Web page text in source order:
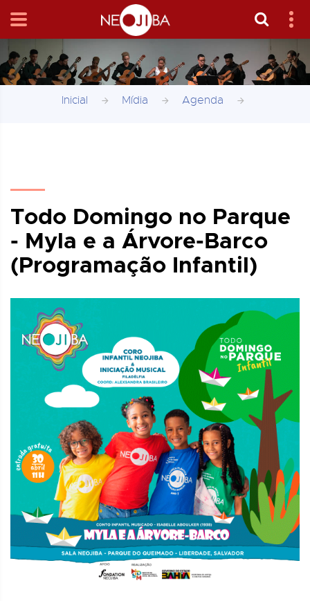
Inicial Mídia Agenda
Todo Domingo no Parque
- Myla e a Árvore-Barco
(Programação Infantil)